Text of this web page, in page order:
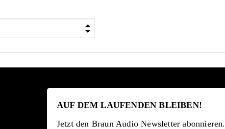
AUF DEM LAUFENDEN BLEIBEN!
Jetzt den Braun Audio Newsletter abonnieren.